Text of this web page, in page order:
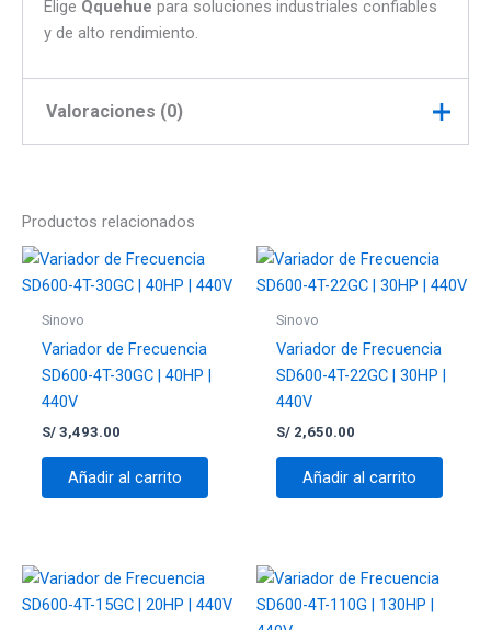
Elige Qquehue para soluciones industriales confiables
y de alto rendimiento.
Valoraciones (0)
Sé el primero en valorar “Variador de
Frecuencia SD600-4T-45G | 60HP |
Tu dirección de correo electrónico no será
publicada. Los campos obligatorios están
marcados con
Tu valoración
Productos relacionados
Sinovo
Variador de Frecuencia
SD600-4T-30GC | 40HP |
440V
S/3,493.00
Añadir al carrito
Sinovo
Variador de Frecuencia
SD600-4T-22GC | 30HP |
440V
S/2,650.00
Añadir al carrito